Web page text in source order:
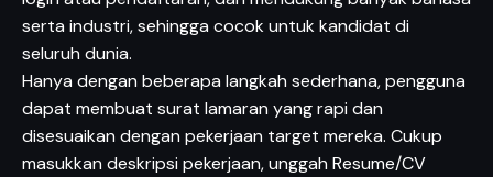
serta industri, sehingga cocok untuk kandidat di
seluruh dunia.
Hanya dengan beberapa langkah sederhana, pengguna
dapat membuat surat lamaran yang rapi dan
disesuaikan dengan pekerjaan target mereka. Cukup
masukkan deskripsi pekerjaan, unggah Resume/CV